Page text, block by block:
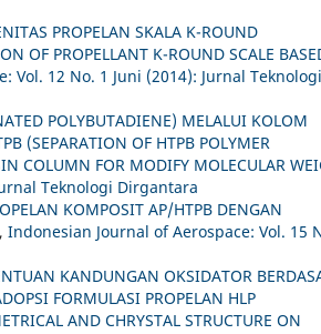
PROPELAN SKALA K-ROUND
OF PROPELLANT K-ROUND SCALE
Vol. 12 No. 1 Juni (2014): Jurnal Teknologi
POLYBUTADIENE) MELALUI KOLOM
(SEPARATION OF HTPB POLYMER
COLUMN FOR MODIFY MOLECULAR
Teknologi Dirgantara
KOMPOSIT AP/HTPB DENGAN
, Indonesian Journal of Aerospace: Vol. 15
KANDUNGAN OKSIDATOR
FORMULASI PROPELAN HLP
AND CHRYSTAL STRUCTURE ON